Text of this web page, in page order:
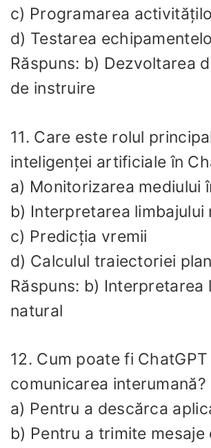
c) Programarea
d) Testarea
Răspuns: b) Dezvoltarea
de instruire
11. Care este rolul
inteligenței artificiale în
a) Monitorizarea mediului
b) Interpretarea limbajului
c) Predicția vremii
d) Calculul traiectoriei
Răspuns: b) Interpretarea
natural
12. Cum poate fi
comunicarea interumană?
a) Pentru a descărca
b) Pentru a trimite mesaje